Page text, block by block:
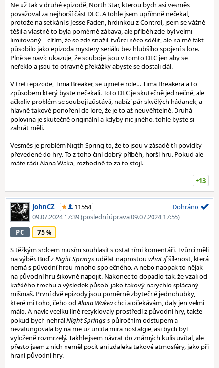
Ne už tak v druhé epizodě, North Star, kterou bych asi vesměs
považoval za nejhorší část DLC. A tohle jsem upřímně nečekal,
protože na setkání s Jesse Faden, hrdinkou z Control, jsem se vážně
těšil a vlastně to byla poměrně zábava, ale příběh zde byl velmi
limitovaný – cítím, že se zde snažili tvůrci něco sdělit, ale na mě fakt
působilo jako epizoda mystery seriálu bez hlubšího spojení s lore.
Plně se navíc ukazuje, že souboje jsou v tomto DLC jen aby se
neřeklo a jsou to otravné překážky abyste se dostali dál.
V třetí epizodě, Tima Breaker, se ujmete role… Tima Breakera a to
způsobem který byste nečekali. Toto DLC je skutečně jedinečné, ale
ačkoliv problém se souboji zůstává, nabízí pár skvělých hádanek, a
hlavně takové ponoření do lore, že je to až neuvěřitelně. Druhá
polovina je skutečně originální a kdyby nic jiného, tohle byste si
zahrát měli.
Vesměs je problém Nigth Spring to, že to jsou v zásadě tři povídky
převedené do hry. To z toho činí dobrý příběh, horší hru. Pokud ale
máte rádi Alana Waka, rozhodně to za to stojí.
+13
JohnCZ
11554
09.07.2024 17:39(poslední úprava 09.07.2024 17:55)
Dohráno
PC 75
S těžkým srdcem musím souhlasit s ostatními komentáři. Tvůrci měli
na výběr. Buď zNight Springs udělat naprostou what ifšílenost, která
nemá s původní hrou mnoho společného. A nebo naopak to nějak
na původní hru šikovně napojit. Nakonec to dopadlo tak, že vzali od
každého trochu a výsledek působí jako takový narychlo splácaný
mišmaš. První dvě epizody jsou poměrně zbytečné jednohubky,
které mi toho, čeho odAlana Wakeachci a očekávám, daly jen velmi
málo. A navíc vcelku líně recyklovaly prostředí z původní hry, takže
pokud bych nehrálNight Springss půlročním odstupem a
nezafungovala by na mě už určitá míra nostalgie, asi bych byl
vyloženě rozmrzelý. Takhle jsem návrat do známých kulis uvítal, ale
přesto jsem z nich neměl pocit ani zdaleka takové atmosféry, jako při
hraní původní hry.